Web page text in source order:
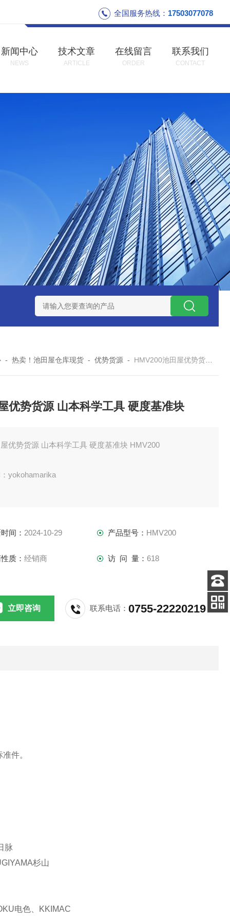
全国服务热线： 17503077078
新闻中心
NEWS
技术文章
ARTICLE
在线留言
ORDER
联系我们
CONTACT
锆陶瓷研磨球 AGB-K-0.4-C01-Q69全新！！TORAY东丽
-热卖！池田屋仓库现货 -优势货源 - HMV200池田屋优势货源 山本科学工具 硬度基准块
优势货源 山本科学工具 硬度基准块
优势货源 山本科学工具 硬度基准块 HMV200
yokohamarika
MF500
OKANO
真空计
PSG-NW16
间： 2024-10-29 产品型号： HMV200
质：经销商 访 问 量： 618
立即咨询 联系电话：0755-22220219
件。
脉
杉山
电色、KKIMAC
客服
电话